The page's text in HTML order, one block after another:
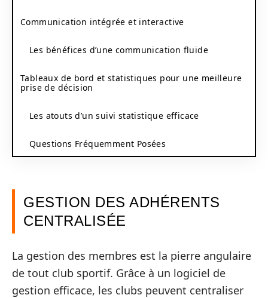
Communication intégrée et interactive
Les bénéfices d’une communication fluide
Tableaux de bord et statistiques pour une meilleure
prise de décision
Les atouts d’un suivi statistique efficace
Questions Fréquemment Posées
GESTION DES ADHÉRENTS
CENTRALISÉE
La gestion des membres est la pierre angulaire
de tout club sportif. Grâce à un logiciel de
gestion efficace, les clubs peuvent centraliser